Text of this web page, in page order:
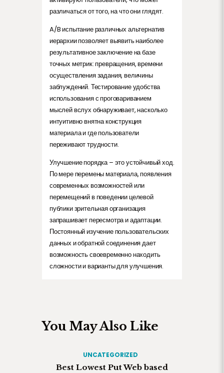
различаться от того, на что они глядят.
A/B испытание различных альтернатив
иерархии позволяет выявить наиболее
результативное заключение на базе
точных метрик: превращения, времени
осуществления задания, величины
заблуждений. Тестирование удобства
использования с проговариванием
мыслей вслух обнаруживает, насколько
интуитивно внятна конструкция
материала и где пользователи
переживают трудности.
Улучшение порядка – это устойчивый ход.
По мере перемены материала, появления
современных возможностей или
перемещений в поведении целевой
публики зрительная организация
запрашивает пересмотра и адаптации.
Постоянный изучение пользовательских
данных и обратной соединения дает
возможность своевременно находить
сложности и варианты для улучшения.
You May Also Like
UNCATEGORIZED
Best Lowest Put Web based